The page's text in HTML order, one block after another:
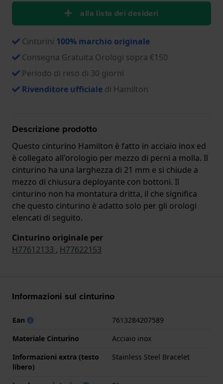
alla lista dei desideri
Cinturini 100% marchio originale
Consegna Gratuita Orologi sopra €150
Periodo di reso di 30 giorni
Rivenditore ufficiale di Hamilton
Descrizione prodotto
Questo cinturino Hamilton è fatto in acciaio inox ed
è collegato all'orologio per mezzo di perni a molla. Il
cinturino ha una larghezza di 21 mm e si chiude a
mezzo di chiusura deployante con bottoni. Il
cinturino non ha montatura dritta, il che significa
che questo cinturino è adatto solo per gli orologi
elencati di seguito.
Cinturino originale per
H77612133 , H77622153
Informazioni sul cinturino
Ean
7613284207589
Materiale Cinturino
Acciaio inox
Informazioni extra (testo
libero)
Stainless Steel Bracelet